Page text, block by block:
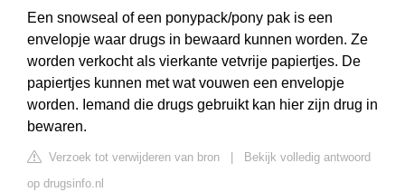
Een snowseal of een ponypack/pony pak is een
envelopje waar drugs in bewaard kunnen worden. Ze
worden verkocht als vierkante vetvrije papiertjes. De
papiertjes kunnen met wat vouwen een envelopje
worden. Iemand die drugs gebruikt kan hier zijn drug in
bewaren.
Verzoek tot verwijderen van bron
Bekijk volledig antwoord
op drugsinfo.nl